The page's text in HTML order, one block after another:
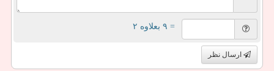
= ۹ بعلاوه ۲
ارسال نظر